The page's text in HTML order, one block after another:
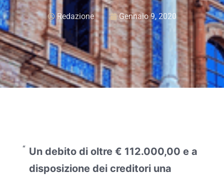
Redazione Gennaio 9, 2020
Un debito di oltre € 112.000,00 e a
disposizione dei creditori una